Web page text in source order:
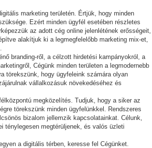
marketing területén. Értjük, hogy minden
Ezért minden ügyfél esetében részletes
az adott cég online jelenlétének erősségeit,
alakítjuk ki a legmegfelelőbb marketing mix-et,
branding-ről, a célzott hirdetési kampányokról, a
Cégünk minden területen a legmodernebb
törekszünk, hogy ügyfeleink számára olyan
vállalkozásuk növekedéséhez és
megközelítés. Tudjuk, hogy a siker az
törekszünk minden ügyfelünkkel. Rendszeres
bizalom jellemzik kapcsolatainkat. Célunk,
ténylegesen megtérüljenek, és valós üzleti
a digitális térben, keresse fel Cégünket.